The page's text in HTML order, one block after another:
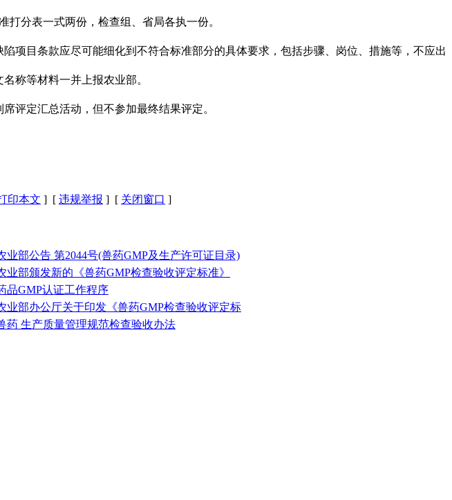
分表一式两份，检查组、省局各执一份。
项目条款应尽可能细化到不符合标准部分的具体要求，包括步骤、岗位、措施等，不应出
称等材料一并上报农业部。
评定汇总活动，但不参加最终结果评定。
印本文 ] [ 违规举报 ] [ 关闭窗口 ]
业部公告 第2044号(兽药GMP及生产许可证目录)
业部颁发新的《兽药GMP检查验收评定标准》
品GMP认证工作程序
业部办公厅关于印发《兽药GMP检查验收评定标
药 生产质量管理规范检查验收办法